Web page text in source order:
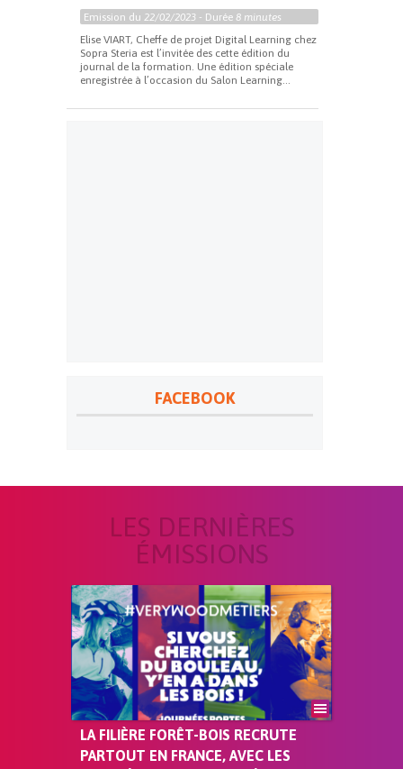
Emission du 22/02/2023 - Durée 8 minutes
Elise VIART, Cheffe de projet Digital Learning chez
Sopra Steria est l’invitée des cette édition du
journal de la formation. Une édition spéciale
enregistrée à l’occasion du Salon Learning...
FACEBOOK
LES DERNIÈRES
ÉMISSIONS
LA FILIÈRE FORÊT-BOIS RECRUTE
PARTOUT EN FRANCE, AVEC LES